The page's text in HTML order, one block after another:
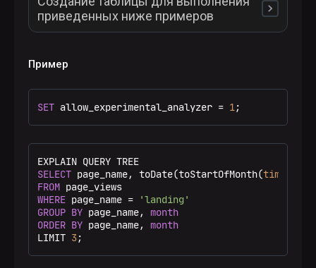
приведенных ниже примеров
В примерах запросов
с данными о просмотрах страниц,
сгенерированными случайным образом. Чтобы
воспроизвести эти примеры, создайте
предварительно таблицу page_views :
CREATE TABLE page_views (time DateTime,
ENGINE =
ORDER BY time;
Пример
SET allow_experimental_analyzer = 1;
SELECT page_name, toDate(toStartOfMonth(time
FROM
WHERE page_name =
'landing'
GROUP BY page_name, month
ORDER BY page_name, month
LIMIT 3;